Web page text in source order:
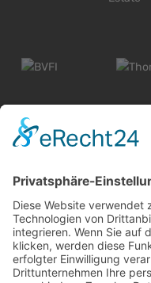
© 2026 Alle Rechte
Widerrufsbelehrung
Informationspflicht